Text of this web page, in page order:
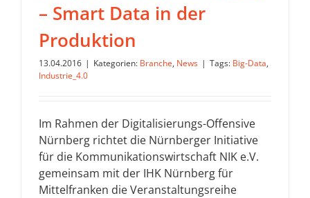
– Smart Data in der
Produktion
13.04.2016 | Kategorien: Branche, News | Tags: Big-Data,
Industrie_4.0
Im Rahmen der Digitalisierungs-Offensive
Nürnberg richtet die Nürnberger Initiative
für die Kommunikationswirtschaft NIK e.V.
gemeinsam mit der IHK Nürnberg für
Mittelfranken die Veranstaltungsreihe